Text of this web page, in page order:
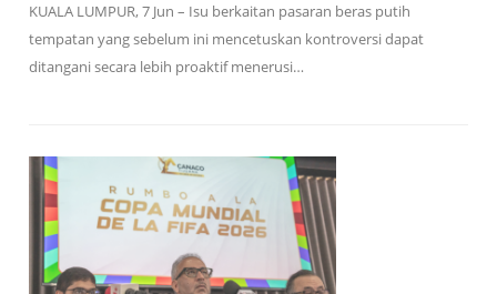
KUALA LUMPUR, 7 Jun – Isu berkaitan pasaran beras putih
tempatan yang sebelum ini mencetuskan kontroversi dapat
ditangani secara lebih proaktif menerusi…